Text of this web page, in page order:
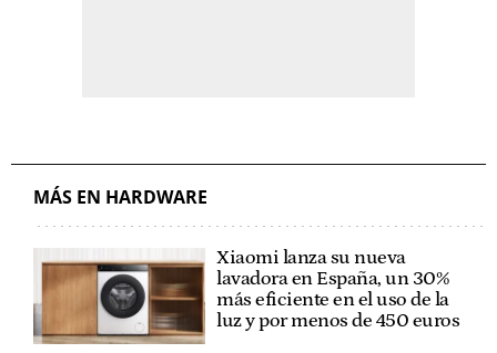
MÁS EN HARDWARE
Xiaomi lanza su nueva
lavadora en España, un 30%
más eficiente en el uso de la
luz y por menos de 450 euros